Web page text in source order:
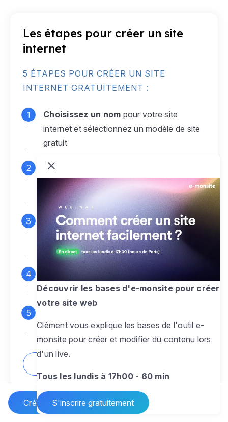
Créer un site Internet
Les étapes pour créer un site
internet
5 ÉTAPES POUR CRÉER UN SITE
INTERNET GRATUITEMENT :
Choisissez un nom pour votre site
internet et sélectionnez un modèle de site
gratuit
Connectez-vous
monsite gratuit pour accéder à votre
espace d'administration
Personnalisez entièrement le
designpour créer un site web sur-mesure,
à votre image
Ajoutez des pagessans limite pour
présenter votre activité, votre passion
pour rendre votre site dynamique
Découvrir les bases d'e-monsite pour créer
votre site web
Clément vous explique les bases de l'outil e-
monsite pour créer et modifier du contenu lors
d'un live.
Tous les lundis à 17h00 - 60 min
S'inscrire gratuitement